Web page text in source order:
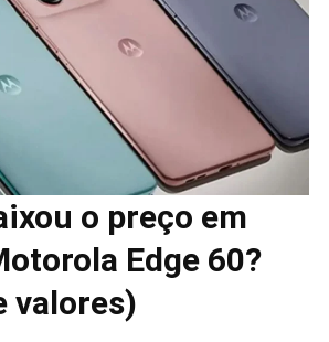
o preço em
Edge 60?
valores)